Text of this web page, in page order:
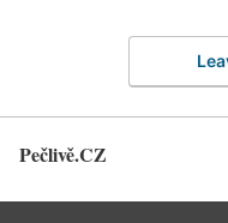
Pečlivě.CZ